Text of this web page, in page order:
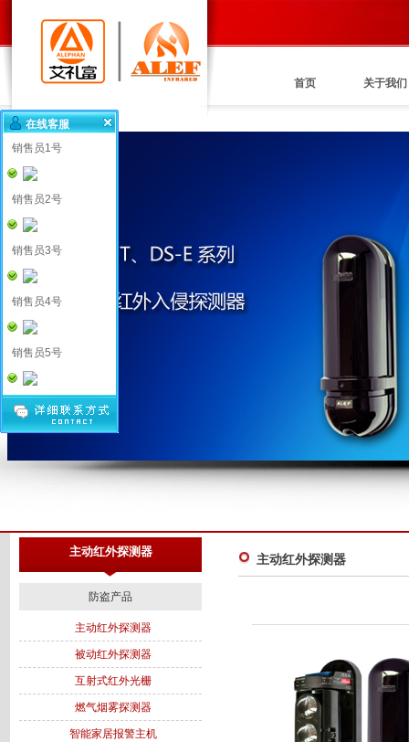
首页 关于我们
主动红外探测器
防盗产品
主动红外探测器
被动红外探测器
互射式红外光栅
燃气烟雾探测器
智能家居报警主机
主动红外探测器
在线客服
销售员1号
销售员2号
销售员3号
销售员4号
销售员5号